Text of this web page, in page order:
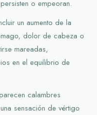
o empeoran.
un aumento de la
dolor de cabeza o
mareadas,
en el equilibrio de
calambres
sensación de vértigo